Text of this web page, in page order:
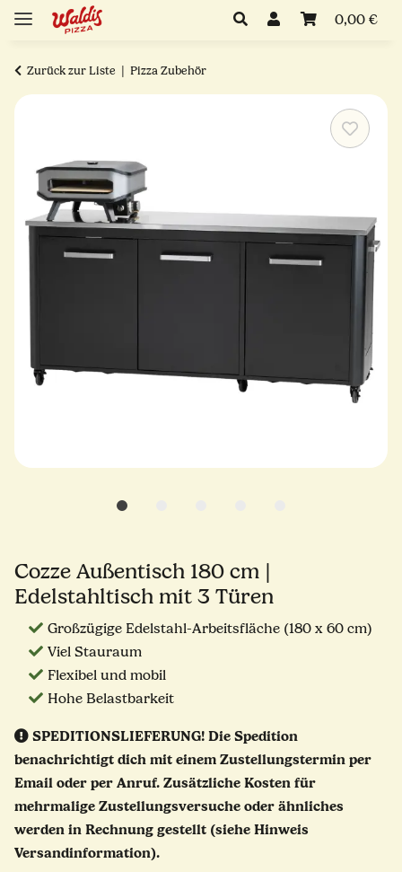
0,00 €
Zurück zur Liste Pizza Zubehör
Cozze Außentisch 180 cm |
Edelstahltisch mit 3 Türen
Großzügige Edelstahl-Arbeitsfläche (180 x 60 cm)
Viel Stauraum
Flexibel und mobil
Hohe Belastbarkeit
SPEDITIONSLIEFERUNG! Die Spedition
benachrichtigt dich mit einem Zustellungstermin per
Email oder per Anruf. Zusätzliche Kosten für
mehrmalige Zustellungsversuche oder ähnliches
werden in Rechnung gestellt (siehe Hinweis
Versandinformation).